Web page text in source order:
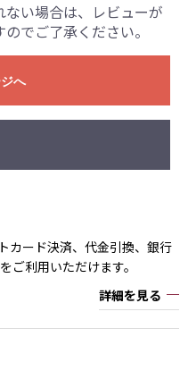
い場合は、レビューが
でご了承ください。
へ
カード決済、代金引換、銀行
ご利用いただけます。
詳細を見る